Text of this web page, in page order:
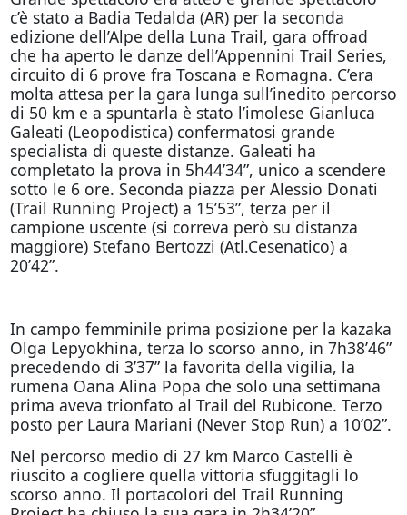
c’è stato a Badia Tedalda (AR) per la seconda
edizione dell’Alpe della Luna Trail, gara offroad
che ha aperto le danze dell’Appennini Trail Series,
circuito di 6 prove fra Toscana e Romagna. C’era
molta attesa per la gara lunga sull’inedito percorso
di 50 km e a spuntarla è stato l’imolese Gianluca
Galeati (Leopodistica) confermatosi grande
specialista di queste distanze. Galeati ha
completato la prova in 5h44’34”, unico a scendere
sotto le 6 ore. Seconda piazza per Alessio Donati
(Trail Running Project) a 15’53”, terza per il
campione uscente (si correva però su distanza
maggiore) Stefano Bertozzi (Atl.Cesenatico) a
20’42”.
In campo femminile prima posizione per la kazaka
Olga Lepyokhina, terza lo scorso anno, in 7h38’46”
precedendo di 3’37” la favorita della vigilia, la
rumena Oana Alina Popa che solo una settimana
prima aveva trionfato al Trail del Rubicone. Terzo
posto per Laura Mariani (Never Stop Run) a 10’02”.
Nel percorso medio di 27 km Marco Castelli è
riuscito a cogliere quella vittoria sfuggitagli lo
scorso anno. Il portacolori del Trail Running